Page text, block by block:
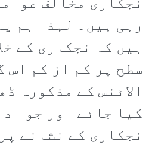
رہی ہیں۔ لہٰذا ہم
ہیں کہ نجکاری کے
سطح پر کم از کم اس
الائنس کے مذکورہ
کیا جائے اور جو
نجکاری کے نشانے